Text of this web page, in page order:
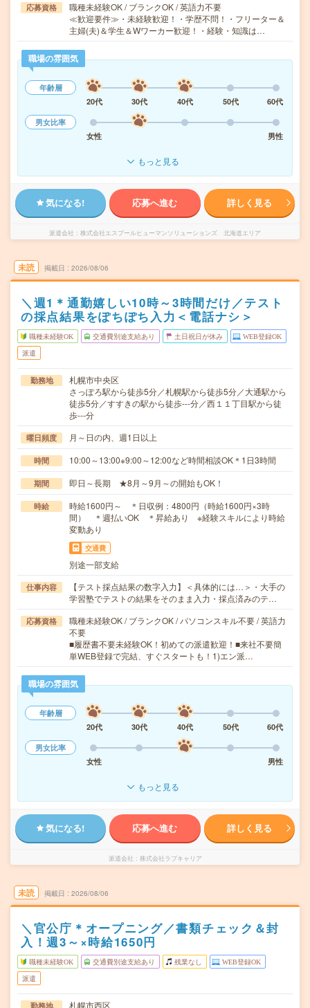
応募資格
職種未経験OK / ブランクOK / 英語力不要
≪歓迎要件≫・未経験歓迎！・学歴不問！・フリーター＆
主婦(夫)＆学生＆Wワーカー歓迎！・経験・知識は…
職場の雰囲気
年齢層
20代
30代 40代 50代
60代
男女比率
女性
男性
もっと見る
気になる! 応募へ進む 詳しく見る
派遣会社 株式会社エスプールヒューマンソリューションズ 北海道エリア
未読 掲載日 2026/08/06
＼週1＊通勤嬉しい10時～3時間だけ／テスト
の採点結果をぽちぽち入力＜電話ナシ＞
職種未経験OK 交通費別途支給あり 土日祝日が休み WEB登録OK
派遣
勤務地
札幌市中央区
さっぽろ駅から徒歩5分／札幌駅から徒歩5分／大通駅から
徒歩5分／すすきの駅から徒歩---分／西１１丁目駅から徒
歩---分
曜日頻度 月～日の内、週1日以上
時間 10:00～13:00※9:00～12:00など時間相談OK＊1日3時間
期間 即日～長期 ★8月～9月～の開始もOK！
時給
時給1600円～ ＊日収例：4800円（時給1600円×3時
間） ＊週払いOK ＊昇給あり ※経験スキルにより時給
変動あり
交通費
別途一部支給
仕事内容
【テスト採点結果の数字入力】＜具体的には…＞・大手の
学習塾でテストの結果をそのまま入力・採点済みのテ…
応募資格
職種未経験OK / ブランクOK / パソコンスキル不要 / 英語力
不要
■履歴書不要未経験OK！初めての派遣歓迎！■来社不要簡
単WEB登録で完結、すぐスタートも！1)エン派…
職場の雰囲気
年齢層
20代
30代 40代 50代
60代
男女比率
女性
男性
もっと見る
気になる! 応募へ進む 詳しく見る
派遣会社 株式会社ラブキャリア
未読 掲載日 2026/08/06
＼官公庁＊オープニング／書類チェック＆封
入！週3～×時給1650円
職種未経験OK 交通費別途支給あり 残業なし WEB登録OK
派遣
勤務地 札幌市西区